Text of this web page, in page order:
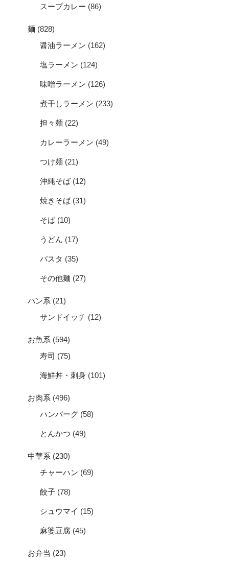
スープカレー (86)
麺 (828)
醤油ラーメン (162)
塩ラーメン (124)
味噌ラーメン (126)
煮干しラーメン (233)
担々麺 (22)
カレーラーメン (49)
つけ麺 (21)
沖縄そば(12)
焼きそば(31)
そば(10)
うどん (17)
パスタ (35)
その他麺 (27)
パン系 (21)
サンドイッチ (12)
お魚系 (594)
寿司 (75)
海鮮丼・刺身 (101)
お肉系 (496)
ハンバーグ (58)
とんかつ (49)
中華系 (230)
チャーハン (69)
餃子 (78)
シュウマイ (15)
麻婆豆腐 (45)
お弁当 (23)